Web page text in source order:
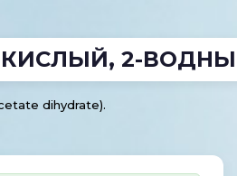
2-
dihydrate).